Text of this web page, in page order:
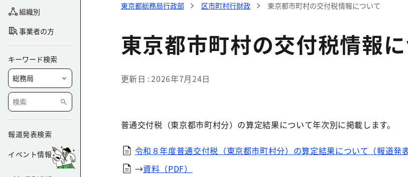
組織別
事業者の方
キーワード検索
報道発表検索
イベント情報
東京都総務局行政部 区市町村行財政 東京都市町村の交付税情報について
東京都市町村の交付税情報
更新日 2026年7月24日
普通交付税（東京都市町村分）の算定結果について年次別に掲載します。
令和８年度普通交付税（東京都市町村分）の算定結果について（報道発表
→資料（PDF）